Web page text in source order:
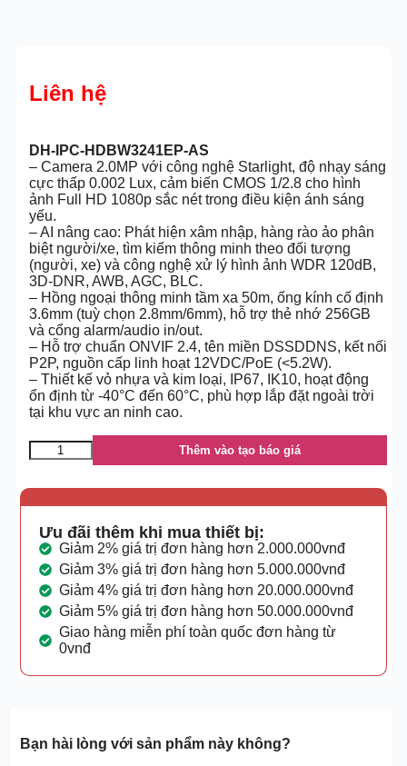
Liên hệ
DH-IPC-HDBW3241EP-AS
– Camera 2.0MP với công nghệ Starlight, độ nhạy sáng
cực thấp 0.002 Lux, cảm biến CMOS 1/2.8 cho hình
ảnh Full HD 1080p sắc nét trong điều kiện ánh sáng
yếu.
– AI nâng cao: Phát hiện xâm nhập, hàng rào ảo phân
biệt người/xe, tìm kiếm thông minh theo đối tượng
(người, xe) và công nghệ xử lý hình ảnh WDR 120dB,
3D-DNR, AWB, AGC, BLC.
– Hồng ngoại thông minh tầm xa 50m, ống kính cố định
3.6mm (tuỳ chọn 2.8mm/6mm), hỗ trợ thẻ nhớ 256GB
và cổng alarm/audio in/out.
– Hỗ trợ chuẩn ONVIF 2.4, tên miền DSSDDNS, kết nối
P2P, nguồn cấp linh hoạt 12VDC/PoE (<5.2W).
– Thiết kế vỏ nhựa và kim loại, IP67, IK10, hoạt động
ổn định từ -40°C đến 60°C, phù hợp lắp đặt ngoài trời
tại khu vực an ninh cao.
Thêm vào tạo báo giá
Ưu đãi thêm khi mua thiết bị:
Giảm 2% giá trị đơn hàng hơn 2.000.000vnđ
Giảm 3% giá trị đơn hàng hơn 5.000.000vnđ
Giảm 4% giá trị đơn hàng hơn 20.000.000vnđ
Giảm 5% giá trị đơn hàng hơn 50.000.000vnđ
Giao hàng miễn phí toàn quốc đơn hàng từ
0vnđ
Bạn hài lòng với sản phẩm này không?